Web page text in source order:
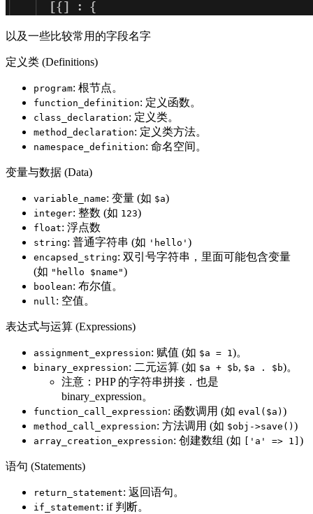
以及一些比较常用的字段名字
定义类 (Definitions)
program: 根节点。
function_definition: 定义函数。
class_declaration: 定义类。
method_declaration: 定义类方法。
namespace_definition: 命名空间。
变量与数据 (Data)
variable_name: 变量 (如 $a)
integer: 整数 (如 123)
float: 浮点数
string: 普通字符串 (如 'hello' )
encapsed_string: 双引号字符串，里面可能包含变量
(如 "hello $name")
boolean: 布尔值。
null: 空值。
表达式与运算 (Expressions)
assignment_expression: 赋值 (如 $a = 1)。
binary_expression: 二元运算 (如 $a + $b, $a . $b)。
注意：PHP 的字符串拼接 . 也是
binary_expression。
function_call_expression: 函数调用 (如 eval($a) )
method_call_expression: 方法调用 (如 $obj->save() )
array_creation_expression: 创建数组 (如 ['a' => 1] )
语句 (Statements)
return_statement: 返回语句。
if_statement: if 判断。